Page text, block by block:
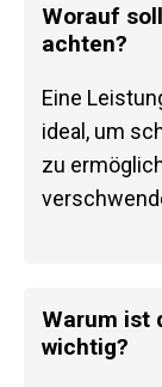
Worauf
achten?
Eine
ideal, um
zu
Warum ist
wichtig?